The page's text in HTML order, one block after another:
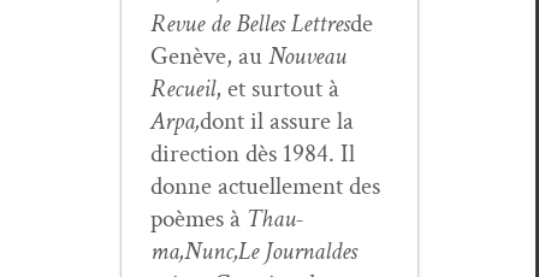
Revue de Belles Let­tresde
Genève, auNou­veau
Recueil, et surtout à
Arpa,dont il assure la
direc­tion dès 1984. Il
donne actuelle­ment des
poèmes à Thau­
ma,Nunc,Le Jour­naldes